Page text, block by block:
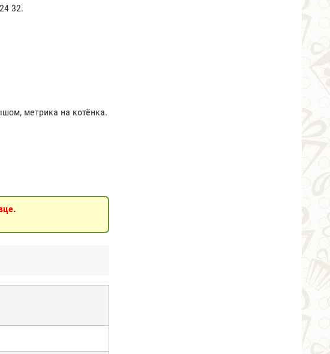
32.
метрика на котёнка.